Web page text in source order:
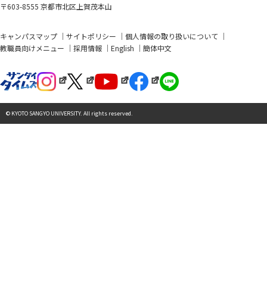
〒603-8555 京都市北区上賀茂本山
キャンパスマップ サイトポリシー
個人情報の取り扱いについて
教職員向けメニュー
採用情報 English 簡体中文
© KYOTO SANGYO UNIVERSITY. All rights reserved.